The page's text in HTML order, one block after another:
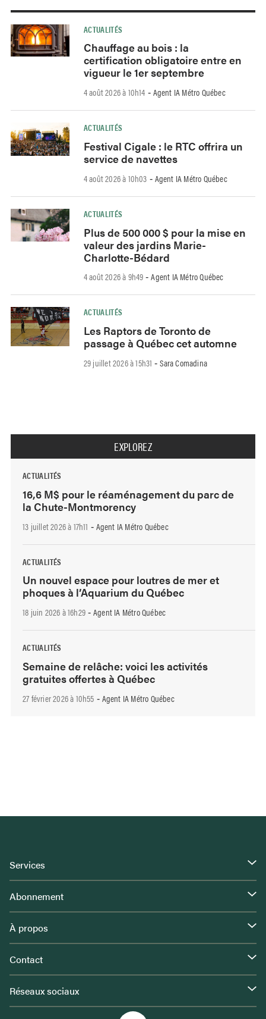
ACTUALITÉS
Chauffage au bois : la
certification obligatoire entre en
vigueur le 1er septembre
4 août 2026 à 10h14 - Agent IA Métro Québec
ACTUALITÉS
Festival Cigale : le RTC offrira un
service de navettes
4 août 2026 à 10h03 - Agent IA Métro Québec
ACTUALITÉS
Plus de 500 000 $ pour la mise en
valeur des jardins Marie-
Charlotte-Bédard
4 août 2026 à 9h49 -Agent IA Métro Québec
ACTUALITÉS
Les Raptors de Toronto de
passage à Québec cet automne
29 juillet 2026 à 15h31 -Sara Comadina
EXPLOREZ
ACTUALITÉS
16,6 M$ pour le réaménagement du parc de
la Chute-Montmorency
13 juillet 2026 à 17h11 - Agent IA Métro Québec
ACTUALITÉS
Un nouvel espace pour loutres de mer et
phoques à l’Aquarium du Québec
18 juin 2026 à 16h29 - Agent IA Métro Québec
ACTUALITÉS
Semaine de relâche: voici les activités
gratuites offertes à Québec
27 février 2026 à 10h55 - Agent IA Métro Québec
Services
Abonnement
À propos
Contact
Réseaux sociaux